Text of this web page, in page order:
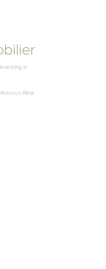
Investing in
Real